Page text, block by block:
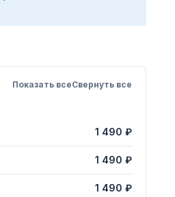
Показать всеСвернуть все
1 490 ₽
1 490 ₽
1 490 ₽